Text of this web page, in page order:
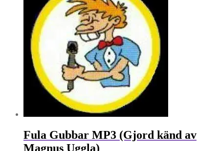
Fula Gubbar MP3 (Gjord känd av
Magnus Uggla)